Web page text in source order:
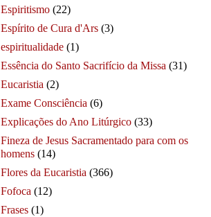
Espiritismo (22)
Espírito de Cura d'Ars (3)
espiritualidade (1)
Essência do Santo Sacrifício da Missa (31)
Eucaristia (2)
Exame Consciência (6)
Explicações do Ano Litúrgico (33)
Fineza de Jesus Sacramentado para com os
homens (14)
Flores da Eucaristia (366)
Fofoca (12)
Frases (1)